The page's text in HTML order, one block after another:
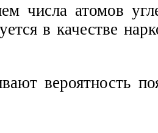
числа атомов
в качестве
вероятность